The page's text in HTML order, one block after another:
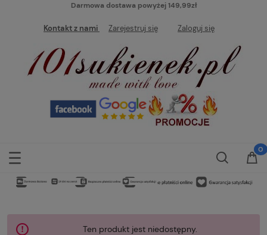
Darmowa dostawa powyżej 149,99zł
Kontakt z nami Zarejestruj się Zaloguj się
Ten produkt jest niedostępny.